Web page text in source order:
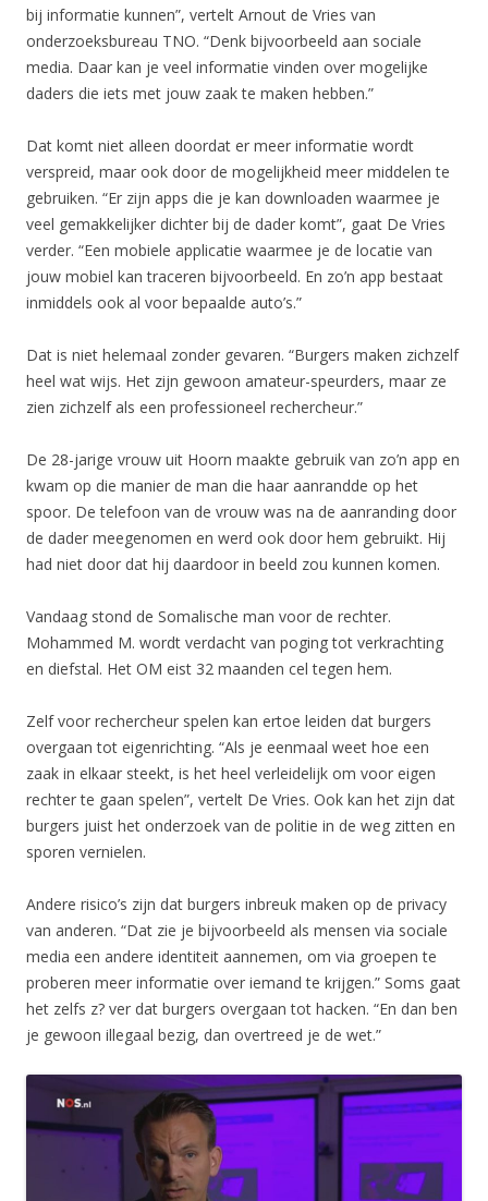
bij informatie kunnen”, vertelt Arnout de Vries van
onderzoeksbureau TNO. “Denk bijvoorbeeld aan sociale
media. Daar kan je veel informatie vinden over mogelijke
daders die iets met jouw zaak te maken hebben.”
Dat komt niet alleen doordat er meer informatie wordt
verspreid, maar ook door de mogelijkheid meer middelen te
gebruiken. “Er zijn apps die je kan downloaden waarmee je
veel gemakkelijker dichter bij de dader komt”, gaat De Vries
verder. “Een mobiele applicatie waarmee je de locatie van
jouw mobiel kan traceren bijvoorbeeld. En zo’n app bestaat
inmiddels ook al voor bepaalde auto’s.”
Dat is niet helemaal zonder gevaren. “Burgers maken zichzelf
heel wat wijs. Het zijn gewoon amateur-speurders, maar ze
zien zichzelf als een professioneel rechercheur.”
De 28-jarige vrouw uit Hoorn maakte gebruik van zo’n app en
kwam op die manier de man die haar aanrandde op het
spoor. De telefoon van de vrouw was na de aanranding door
de dader meegenomen en werd ook door hem gebruikt. Hij
had niet door dat hij daardoor in beeld zou kunnen komen.
Vandaag stond de Somalische man voor de rechter.
Mohammed M. wordt verdacht van poging tot verkrachting
en diefstal. Het OM eist 32 maanden cel tegen hem.
Zelf voor rechercheur spelen kan ertoe leiden dat burgers
overgaan tot eigenrichting. “Als je eenmaal weet hoe een
zaak in elkaar steekt, is het heel verleidelijk om voor eigen
rechter te gaan spelen”, vertelt De Vries. Ook kan het zijn dat
burgers juist het onderzoek van de politie in de weg zitten en
sporen vernielen.
Andere risico’s zijn dat burgers inbreuk maken op de privacy
van anderen. “Dat zie je bijvoorbeeld als mensen via sociale
media een andere identiteit aannemen, om via groepen te
proberen meer informatie over iemand te krijgen.” Soms gaat
het zelfs z? ver dat burgers overgaan tot hacken. “En dan ben
je gewoon illegaal bezig, dan overtreed je de wet.”